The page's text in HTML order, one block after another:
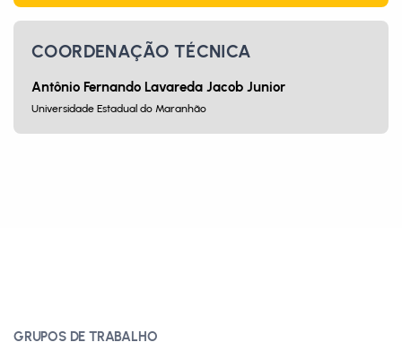
COORDENAÇÃO TÉCNICA
Antônio Fernando Lavareda Jacob Junior
Universidade Estadual do Maranhão
GRUPOS DE TRABALHO